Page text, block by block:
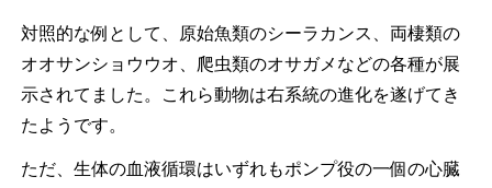
対照的な例として、原始魚類のシーラカンス、両棲類の
オオサンショウウオ、爬虫類のオサガメなどの各種が展
示されてました。これら動物は右系統の進化を遂げてき
たようです。
ただ、生体の血液循環はいずれもポンプ役の一個の心臓